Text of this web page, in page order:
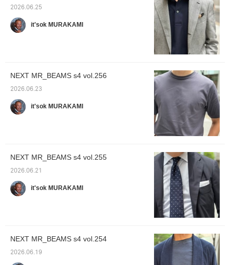
2026.06.25
it'sok MURAKAMI
NEXT MR_BEAMS s4 vol.256
2026.06.23
it'sok MURAKAMI
NEXT MR_BEAMS s4 vol.255
2026.06.21
it'sok MURAKAMI
NEXT MR_BEAMS s4 vol.254
2026.06.19